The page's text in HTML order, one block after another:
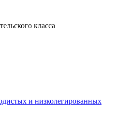
класса
и низколегированных